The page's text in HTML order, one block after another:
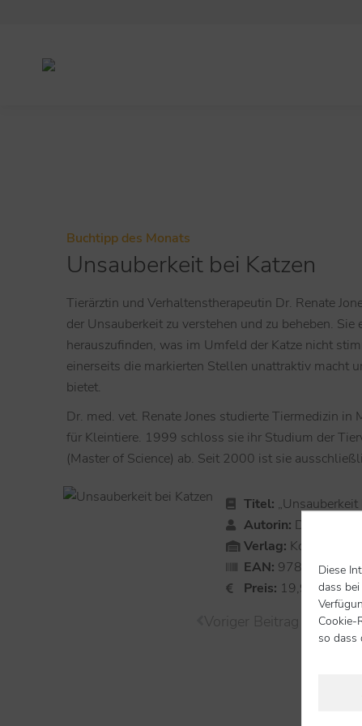
Diese
dass
Cookie-
so dass
Buchtipp des Monats
Unsauberkeit bei Katzen
Tierärztin und Verhaltenstherapeutin Dr. Renate
der Unsauberkeit zu verstehen und zu beheben.
herauszufinden, was im Umfeld der Katze nicht
einerseits die markierten Stellen unattraktiv macht
bietet.
Dr. med. vet. Renate Jones studierte Tiermedizin
für Kleintiere. 1999 schloss sie ihr Studium der
(Master of Science) ab. Seit 2000 ist sie
Titel: „Unsauberkeit
Autorin: Dr. Renate
Verlag: Kosmos
EAN:
Preis: 19,99 €
Voriger Beitrag